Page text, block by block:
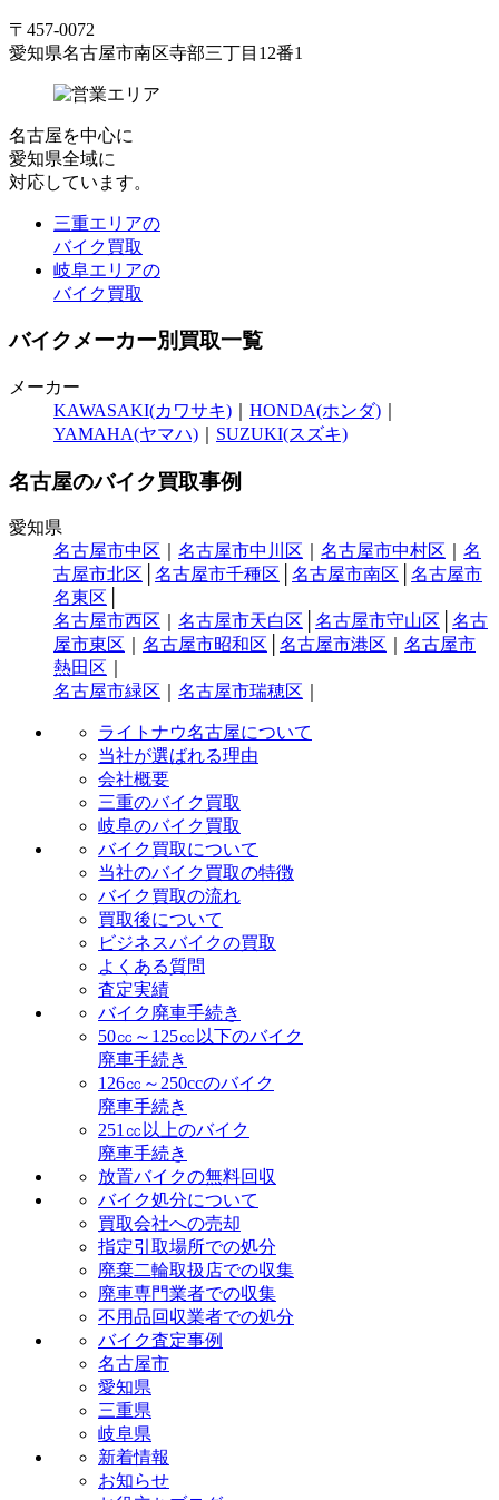
〒457-0072
愛知県名古屋市南区寺部三丁目12番1
名古屋を中心に
愛知県全域に
対応しています。
三重エリアの
バイク買取
岐阜エリアの
バイク買取
バイクメーカー別買取一覧
メーカー
KAWASAKI(カワサキ)
HONDA(ホンダ)
YAMAHA(ヤマハ)
SUZUKI(スズキ)
名古屋のバイク買取事例
愛知県
名古屋市中区
名古屋市中川区 名古屋市中村区
名
古屋市北区
名古屋市千種区 名古屋市南区
名古屋市
名東区
名古屋市西区
名古屋市天白区 名古屋市守山区
名古
屋市東区
名古屋市昭和区 名古屋市港区
名古屋市
熱田区
名古屋市緑区
名古屋市瑞穂区
ライトナウ名古屋について
当社が選ばれる理由
会社概要
三重のバイク買取
岐阜のバイク買取
バイク買取について
当社のバイク買取の特徴
バイク買取の流れ
買取後について
ビジネスバイクの買取
よくある質問
査定実績
バイク廃車手続き
50㏄～125㏄以下のバイク
廃車手続き
126㏄～250ccのバイク
廃車手続き
251㏄以上のバイク
廃車手続き
放置バイクの無料回収
バイク処分について
買取会社への売却
指定引取場所での処分
廃棄二輪取扱店での収集
廃車専門業者での収集
不用品回収業者での処分
バイク査定事例
名古屋市
愛知県
三重県
岐阜県
新着情報
お知らせ